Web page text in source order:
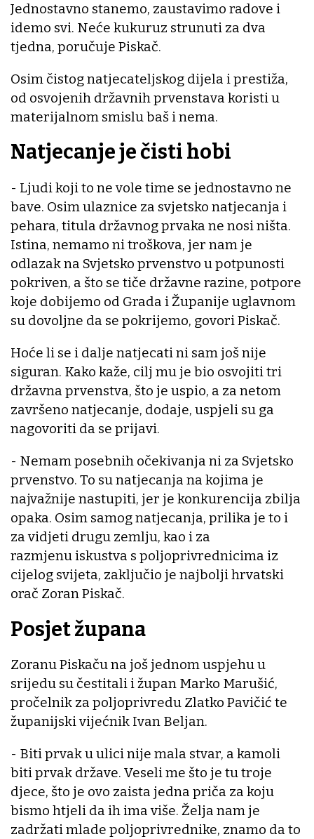
Jednostavno stanemo, zaustavimo radove i
idemo svi. Neće kukuruz strunuti za dva
tjedna, poručuje Piskač.
Osim čistog natjecateljskog dijela i prestiža,
od osvojenih državnih prvenstava koristi u
materijalnom smislu baš i nema.
Natjecanje je čisti hobi
- Ljudi koji to ne vole time se jednostavno ne
bave. Osim ulaznice za svjetsko natjecanja i
pehara, titula državnog prvaka ne nosi ništa.
Istina, nemamo ni troškova, jer nam je
odlazak na Svjetsko prvenstvo u potpunosti
pokriven, a što se tiče državne razine, potpore
koje dobijemo od Grada i Županije uglavnom
su dovoljne da se pokrijemo, govori Piskač.
Hoće li se i dalje natjecati ni sam još nije
siguran. Kako kaže, cilj mu je bio osvojiti tri
državna prvenstva, što je uspio, a za netom
završeno natjecanje, dodaje, uspjeli su ga
nagovoriti da se prijavi.
- Nemam posebnih očekivanja ni za Svjetsko
prvenstvo. To su natjecanja na kojima je
najvažnije nastupiti, jer je konkurencija zbilja
opaka. Osim samog natjecanja, prilika je to i
za vidjeti drugu zemlju, kao i za
razmjenu iskustva s poljoprivrednicima iz
cijelog svijeta, zaključio je najbolji hrvatski
orač Zoran Piskač.
Posjet župana
Zoranu Piskaču na još jednom uspjehu u
srijedu su čestitali i župan Marko Marušić,
pročelnik za poljoprivredu Zlatko Pavičić te
županijski vijećnik Ivan Beljan.
- Biti prvak u ulici nije mala stvar, a kamoli
biti prvak države. Veseli me što je tu troje
djece, što je ovo zaista jedna priča za koju
bismo htjeli da ih ima više. Želja nam je
zadržati mlade poljoprivrednike, znamo da to